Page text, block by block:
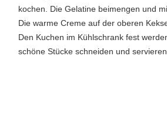
kochen. Die Gelatine beimengen und
Die warme Creme auf der oberen
Den Kuchen im Kühlschrank fest
schöne Stücke schneiden und servieren.